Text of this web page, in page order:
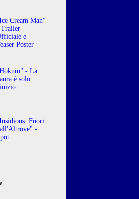
Cream Man"
e
Poster
- La
è solo
Fuori
-